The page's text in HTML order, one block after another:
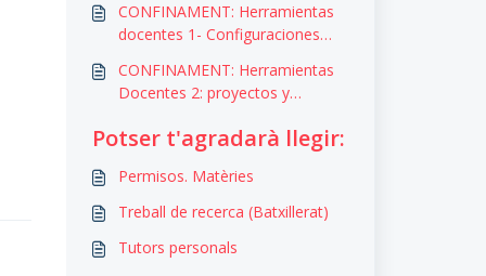
CONFINAMENT: Herramientas
docentes 1- Configuraciones
CONFINAMENT: Herramientas
Docentes 2: proyectos y
Potser t'agradarà llegir:
Permisos. Matèries
Treball de recerca (Batxillerat)
Tutors personals